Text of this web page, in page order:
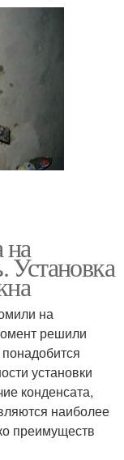
на
на
решили
установки
конденсата,
наиболее
преимуществ